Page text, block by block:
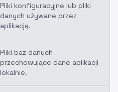
Pliki konfiguracyjne lub pliki
danych używane przez
aplikację.
Pliki baz danych
przechowujące dane aplikacji
lokalnie.